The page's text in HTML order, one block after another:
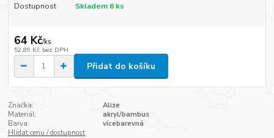
Dostupnost Skladem 6 ks
64 Kč/ks
52,89 Kč bez DPH
Přidat do košíku
Značka:
Alize
Materiál:
akryl/bambus
Barva:
vícebarevná
Hlídat cenu / dostupnost